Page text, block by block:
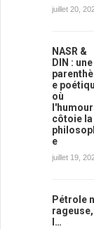
juillet 20,
NASR &
DIN : une
e
où
l'humour
côtoie la
e
juillet 19,
Pétrole
l…